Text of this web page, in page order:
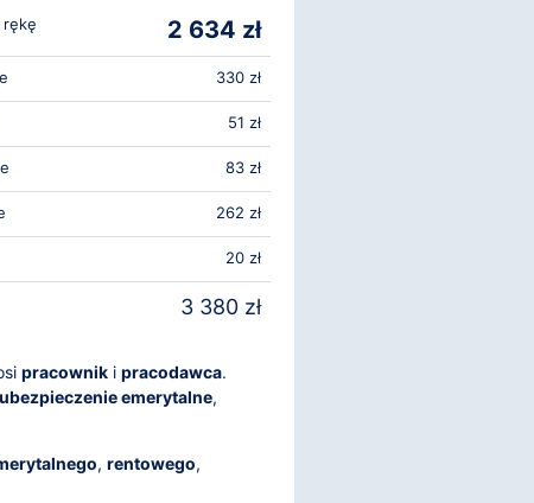
rękę 2 634 zł
330 zł
51 zł
83 zł
262 zł
20 zł
3 380 zł
pracownik i pracodawca.
ubezpieczenie emerytalne,
, rentowego,